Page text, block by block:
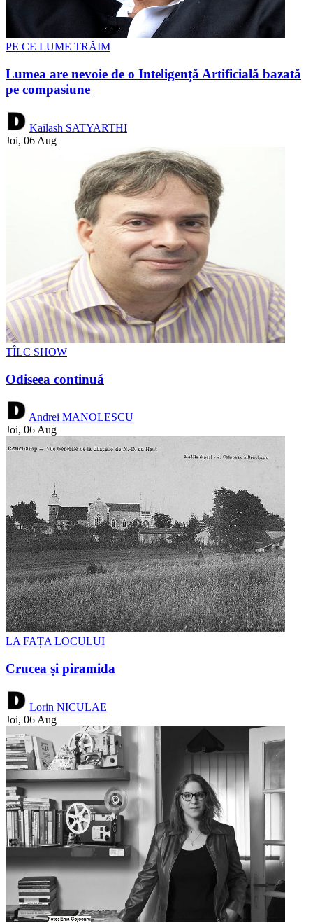
PE CE LUME TRĂIM
Lumea are nevoie de o Inteligență Artificială bazată
pe compasiune
Kailash SATYARTHI
Joi, 06 Aug
TÎLC SHOW
Odiseea continuă
Andrei MANOLESCU
Joi, 06 Aug
LA FAȚA LOCULUI
Crucea și piramida
Lorin NICULAE
Joi, 06 Aug